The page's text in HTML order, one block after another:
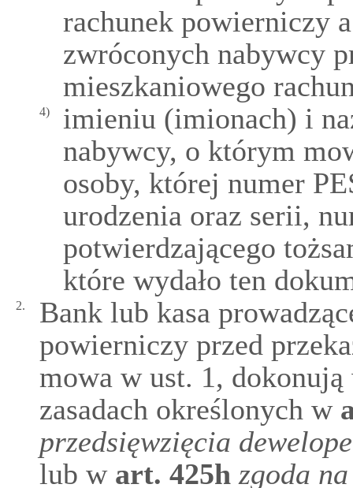
rachunek powierniczy
zwróconych nabywcy
mieszkaniowego
4)
imieniu (imionach) i
nabywcy, o którym
osoby, której numer
urodzenia oraz serii,
potwierdzającego
które wydało ten
2.
Bank lub kasa
powierniczy przed
mowa w ust. 1,
zasadach określonych w
przedsięwzięcia
lub wart. 425h zgoda